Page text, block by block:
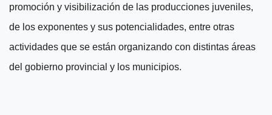
promoción y visibilización de las producciones juveniles,
de los exponentes y sus potencialidades, entre otras
actividades que se están organizando con distintas áreas
del gobierno provincial y los municipios.